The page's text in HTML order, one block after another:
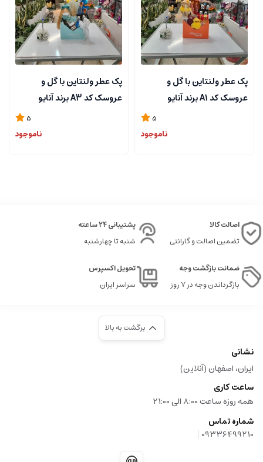
پک عطر ولنتاین با گل و
عروسک کد A1 برند آنایو
5
ناموجود
پک عطر ولنتاین با گل و
عروسک کد A3 برند آنایو
5
ناموجود
اصالت کالا
تضمین اصالت و گارانتی
پشتیبانی 24 ساعته
شنبه تا چهارشنبه
ضمانت بازگشت وجه
بازگرداندن وجه در ۷ روز
تحویل اکسپرس
سراسر ایران
برگشت به بالا
نشانی
ایران، اصفهان (آنلاین)
ساعت کاری
همه روزه ساعت 8:00 الی 21:00
شماره تماس
09336499210
|